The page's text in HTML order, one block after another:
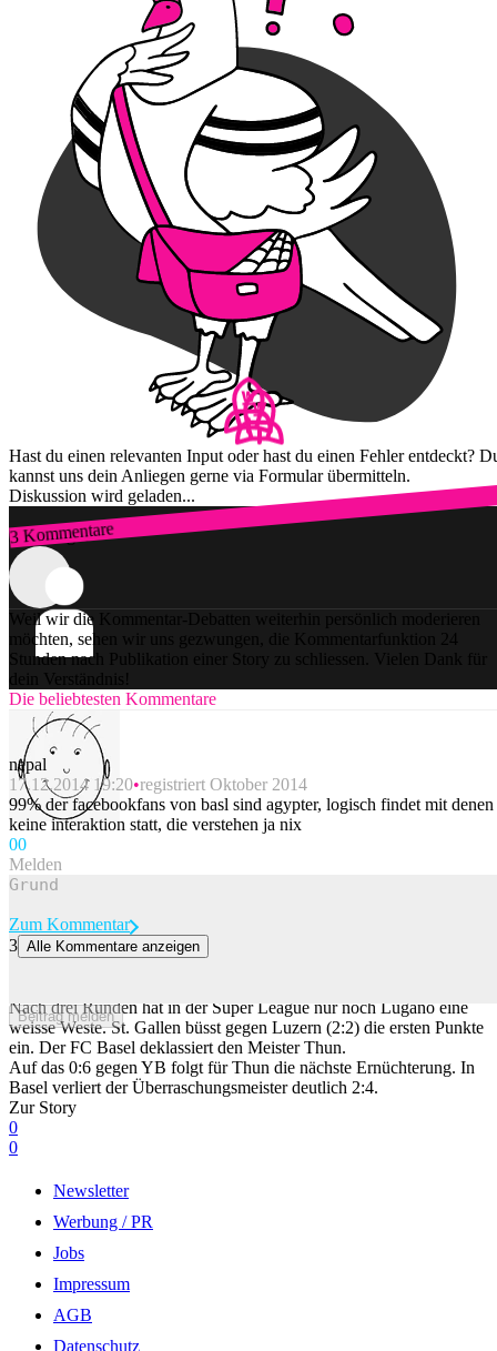
Hast du einen relevanten Input oder hast du einen Fehler entdeckt?
kannst uns dein Anliegen gerne via Formular übermitteln.
Diskussion wird geladen...
3 Kommentare
Zum Login
Weil wir die Kommentar-Debatten weiterhin persönlich moderieren
möchten, sehen wir uns gezwungen, die Kommentarfunktion 24
Stunden nach Publikation einer Story zu schliessen. Vielen Dank für
dein Verständnis!
Die beliebtesten Kommentare
nepal
17.12.2014 19:20 registriert Oktober 2014
99% der facebookfans von basl sind agypter, logisch findet mit denen
keine interaktion statt, die verstehen ja nix
00
Melden
Beitrag melden
Zum Kommentar
3 Alle Kommentare anzeigen
Nach drei Runden hat in der Super League nur noch Lugano eine
weisse Weste. St. Gallen büsst gegen Luzern (2:2) die ersten Punkte
ein. Der FC Basel deklassiert den Meister Thun.
Auf das 0:6 gegen YB folgt für Thun die nächste Ernüchterung. In
Basel verliert der Überraschungsmeister deutlich 2:4.
Zur Story
0
0
Newsletter
Werbung / PR
Jobs
Impressum
AGB
Datenschutz